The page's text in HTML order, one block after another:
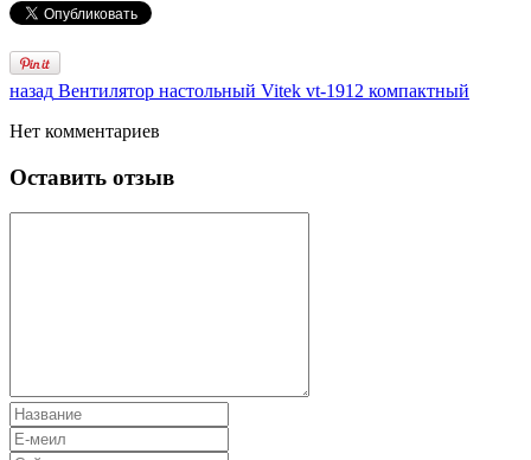
назад Вентилятор настольный Vitek vt-1912 компактный
Нет комментариев
Оставить отзыв